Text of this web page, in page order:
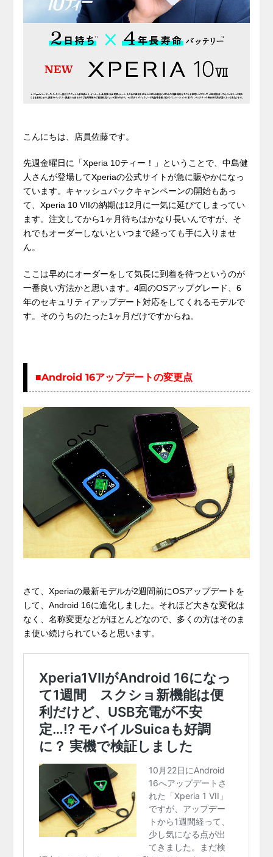
こんにちは、店員佐藤です。
先週金曜日に「Xperia 10ティー！」ということで、中島健
人さんが登場してXperiaの公式サイトが急に賑やかになっ
ています。キャッシュバックキャンペーンの開始もあっ
て、Xperia 10 VIIの納期は12月に一気に延びてしまってい
ます。注文してから1ヶ月待ちはかなり長いんですが、そ
れでもオーダーしないといつまで経っても手に入りませ
ん。
ここは早めにオーダーをして気長に到着を待つというのが
一番良い方法かと思います。4回のOSアップグレード、6
年のセキュリティアップデート対応をしてくれるモデルで
す。そのうちのたった1ヶ月だけですからね。
■Android 16アップデートの変更点
さて、Xperiaの最新モデルが2週間前にOSアップデートを
して、Android 16に進化しました。それほど大きな変化は
なく、名称変更などがほとんどなので、多くの方はそのま
ま使い続けられていると思います。